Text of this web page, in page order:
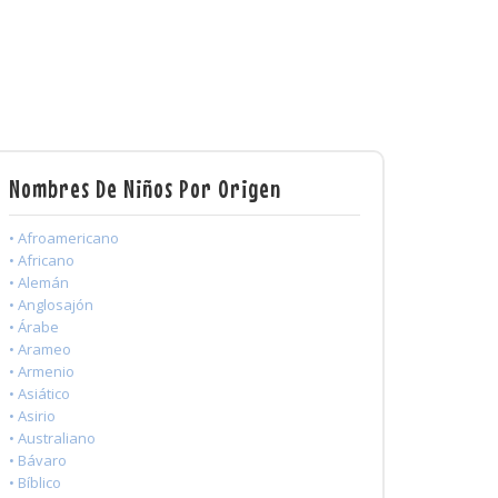
Nombres De Niños Por Origen
• Afroamericano
• Africano
• Alemán
• Anglosajón
• Árabe
• Arameo
• Armenio
• Asiático
• Asirio
• Australiano
• Bávaro
• Bíblico